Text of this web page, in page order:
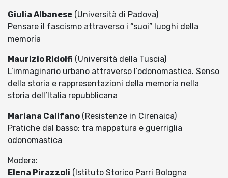
Giulia Albanese (Università di Padova)
Pensare il fascismo attraverso i “suoi” luoghi della
memoria
Maurizio Ridolfi (Università della Tuscia)
L’immaginario urbano attraverso l’odonomastica. Senso
della storia e rappresentazioni della memoria nella
storia dell’Italia repubblicana
Mariana Califano (Resistenze in Cirenaica)
Pratiche dal basso: tra mappatura e guerriglia
odonomastica
Modera:
Elena Pirazzoli (Istituto Storico Parri Bologna